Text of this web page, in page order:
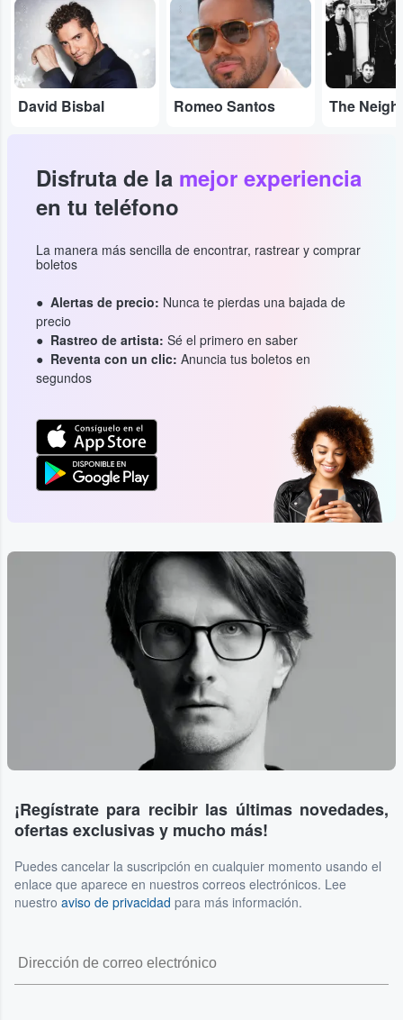
...
David Bisbal
...
Romeo Santos
...
Disfruta de la mejor experiencia
en tu teléfono
La manera más sencilla de encontrar, rastrear y comprar
boletos
Alertas de precio: Nunca te pierdas una bajada de
precio
Rastreo de artista: Sé el primero en saber
Reventa con un clic: Anuncia tus boletos en
segundos
¡Regístrate para recibir las últimas novedades,
ofertas exclusivas y mucho más!
Puedes cancelar la suscripción en cualquier momento usando el
enlace que aparece en nuestros correos electrónicos. Lee
nuestro aviso de privacidad para más información.